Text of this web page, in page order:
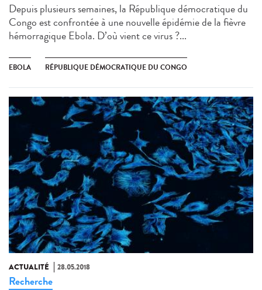
Depuis plusieurs semaines, la République démocratique du
Congo est confrontée à une nouvelle épidémie de la fièvre
hémorragique Ebola. D’où vient ce virus ?...
EBOLA RÉPUBLIQUE DÉMOCRATIQUE DU CONGO
ACTUALITÉ 28.05.2018
Recherche